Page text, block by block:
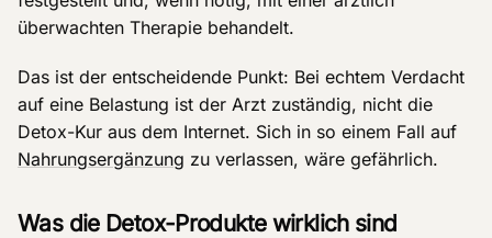
überwachten Therapie behandelt.
Das ist der entscheidende Punkt: Bei echtem Verdacht
auf eine Belastung ist der Arzt zuständig, nicht die
Detox-Kur aus dem Internet. Sich in so einem Fall auf
Nahrungsergänzung zu verlassen, wäre gefährlich.
Was die Detox-Produkte wirklich sind